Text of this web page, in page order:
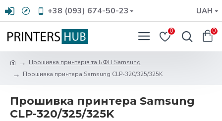
+38 (093) 674-50-23 UAH
0 0
Прошивка принтерів та БФП Samsung
Прошивка принтера Samsung CLP-320/325/325K
Прошивка принтера Samsung
CLP-320/325/325K